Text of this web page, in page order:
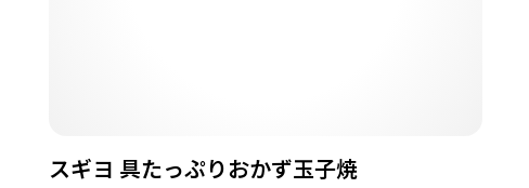
スギヨ 具たっぷりおかず玉子焼